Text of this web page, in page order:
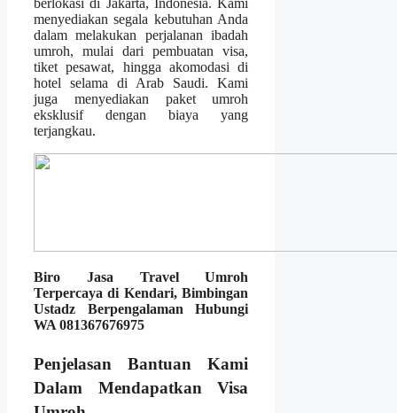
menyediakan segala kebutuhan Anda
dalam melakukan perjalanan ibadah
umroh, mulai dari pembuatan visa,
tiket pesawat, hingga akomodasi di
hotel selama di Arab Saudi. Kami
juga menyediakan paket umroh
eksklusif dengan biaya yang
terjangkau.
Biro Jasa Travel Umroh
Terpercaya di Kendari, Bimbingan
Ustadz Berpengalaman Hubungi
WA 081367676975
Penjelasan Bantuan Kami
Dalam Mendapatkan Visa